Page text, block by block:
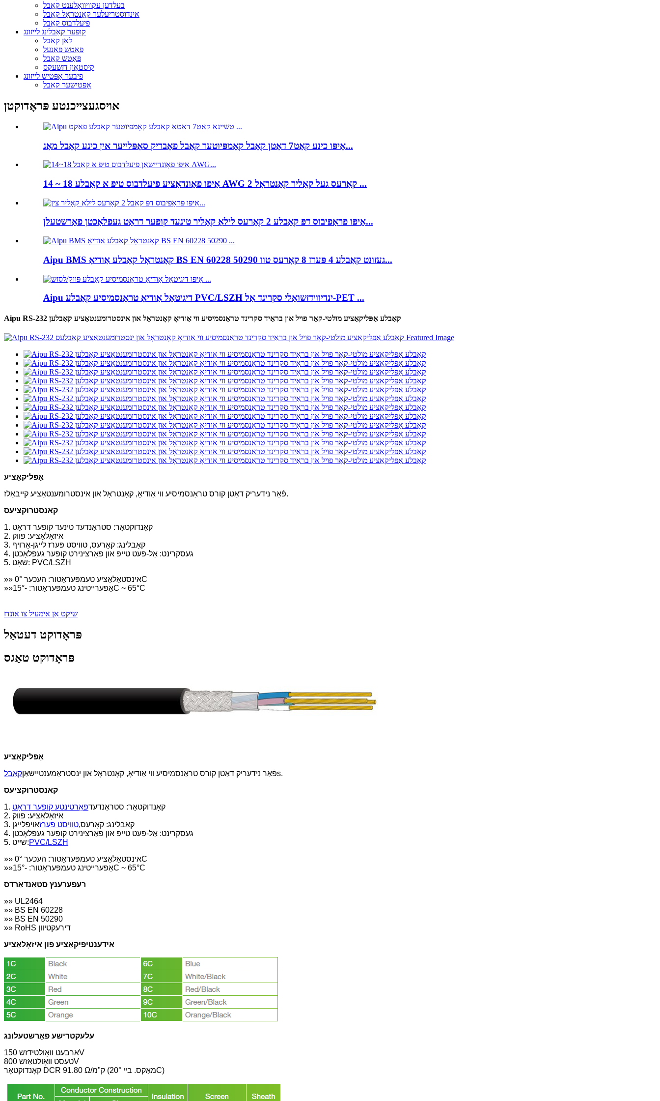
בעלדען עקוויוואַלענט קאַבל
אינדוסטריעלער קאָנטראָל קאַבל
פיעלדבוס קאַבל
קופּער קאַבלינג לייזונג
לאַן קאַבל
פּאַטש פּאַנעל
פּאַטש קאַבל
קיסטאָון דזשעקס
פיבער אָפּטיש לייזונג
אָפּטישער קאַבל
אויסגעצייכנטע פּראָדוקטן
אַיפּו כינע קאַט7 דאַטן קאַבל קאָמפּיוטער קאַבל פאַבריק סאַפּלייער אין כינע קאַבל מאַנ...
אַיפּו פאָונדאַציע פיעלדבוס טיפּ א קאַבלע 18 ~ 14 AWG 2 קאָרעס געל קאָליר קאָנטראָל ...
אַיפּו פּראָפיבוס דפּ קאַבלע 2 קאָרעס לילאַ קאָליר טינעד קופּער דראָט געפלאָכטן פאַרשטעלן...
Aipu BMS קאָנטראָל קאַבלע אַודיאָ BS EN 60228 50290 געזונט קאַבלע 4 פּערז 8 קאָרעס טוו...
Aipu דיגיטאַל אַודיאָ טראַנסמיסיע קאַבלע PVC/LSZH ינדיווידזשואַלי סקרינד אַל-PET ...
Aipu RS-232 קאַבלע אַפּליקאַציע מולטי-קאָר פויל און בראַיד סקרינד טראַנסמיסיע ווי אַודיאָ קאָנטראָל און אינסטרומענטאַציע קאַבלען
אַפּליקאַציע
פֿאַר נידעריק דאַטן קורס טראַנסמיסיע ווי אַודיאָ, קאָנטראָל און אינסטרומענטאַציע קייבאַלז.
קאנסטרוקציעס
1. קאָנדוקטאָר: סטראַנדעד טינעד קופּער דראָט
2. איזאָלאַציע: פּווק
3. קאַבלינג: קאָרעס, טוויסט פּערז לייגן-אַרויף
4. געסקרינט: אַל-פּעט טייפּ און פאַרצינירט קופּער געפלאָכטן
5. שאָט: PVC/LSZH
»» אינסטאַלאַציע טעמפּעראַטור: העכער 0°C
»»אַפּערייטינג טעמפּעראַטור: -15°C ~ 65°C
שיקט אַן אימעיל צו אונדז
פּראָדוקט דעטאַל
פּראָדוקט טאַגס
אַפּליקאַציע
פֿאַר נידעריק דאַטן קורס טראַנסמיסיע ווי אַודיאָ, קאָנטראָל און ינסטראַמענטיישאַןקאַבל
s.
קאנסטרוקציעס
1. קאָנדוקטאָר: סטראַנדעדפאַרטינטע קופּער דראָט
2. איזאָלאַציע: פּווק
3. קאַבלינג: קאָרעס,טוויסט פּערזאויפלייגן
4. געסקרינט: אַל-פּעט טייפּ און פאַרצינירט קופּער געפלאָכטן
5. שייט:PVC/LSZH
»» אינסטאַלאַציע טעמפּעראַטור: העכער 0°C
»»אַפּערייטינג טעמפּעראַטור: -15°C ~ 65°C
רעפערענץ סטאַנדאַרדס
»» UL2464
»» BS EN 60228
»» BS EN 50290
»» RoHS דירעקטיוון
אידענטיפֿיקאַציע פֿון איזאָלאַציע
עלעקטרישע פאָרשטעלונג
ארבעט וואָולטידזש 150V
טעסט וואָולטאַזש 800V
קאָנדוקטאָר DCR 91.80 Ω/ק"מ (מאַקס. ביי 20°C)